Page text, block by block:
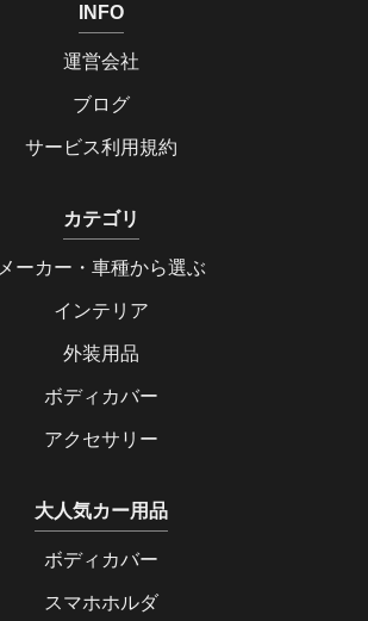
INFO
運営会社
ブログ
サービス利用規約
カテゴリ
メーカー・車種から選ぶ
インテリア
外装用品
ボディカバー
アクセサリー
大人気カー用品
ボディカバー
スマホホルダ